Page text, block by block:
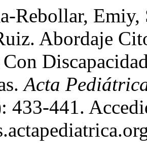
Rebollar,
Abordaje
Con
Acta
433-441.